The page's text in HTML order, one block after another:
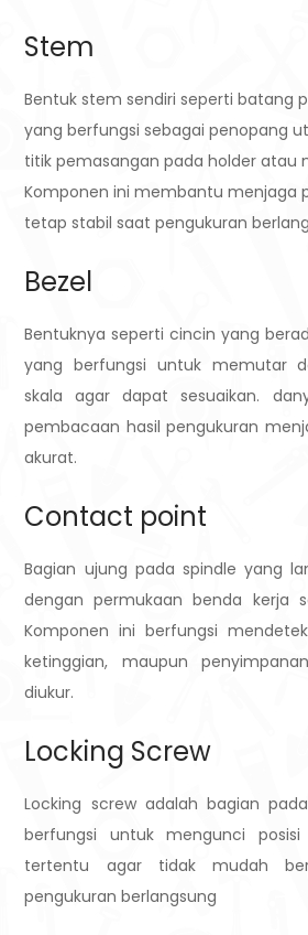
Stem
Bentuk stem sendiri seperti batang
yang berfungsi sebagai penopang
titik pemasangan pada holder atau
Komponen ini membantu menjaga
tetap stabil saat pengukuran
Bezel
Bentuknya seperti cincin yang
yang berfungsi untuk memutar
skala agar dapat sesuaikan.
pembacaan hasil pengukuran
akurat.
Contact point
Bagian ujung pada spindle yang
dengan permukaan benda kerja
Komponen ini berfungsi
ketinggian, maupun
diukur.
Locking Screw
Locking screw adalah bagian
berfungsi untuk mengunci
tertentu agar tidak mudah
pengukuran berlangsung